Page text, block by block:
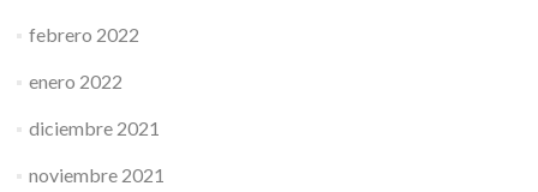
febrero 2022
enero 2022
diciembre 2021
noviembre 2021